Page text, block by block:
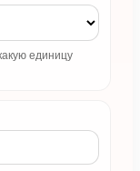
единицу